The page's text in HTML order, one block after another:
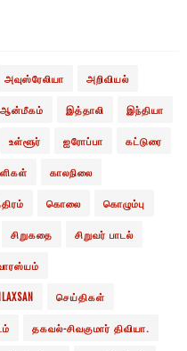
அவுஸ்ரேலியா அறிவியல்
ஆன்மீகம் இத்தாலி இந்தியா
உள்ளூர் ஐரோப்பா கட்டுரை
காலநிலை
கொலை கொழும்பு
சிறுகதை சிறுவர் பாடல்
செய்திகள்
தகவல்-சிவகுமார் திவியா.